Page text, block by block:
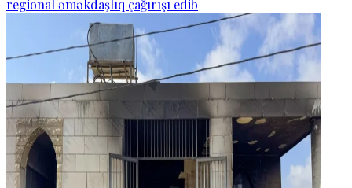
regional əməkdaşlıq çağırışı edib